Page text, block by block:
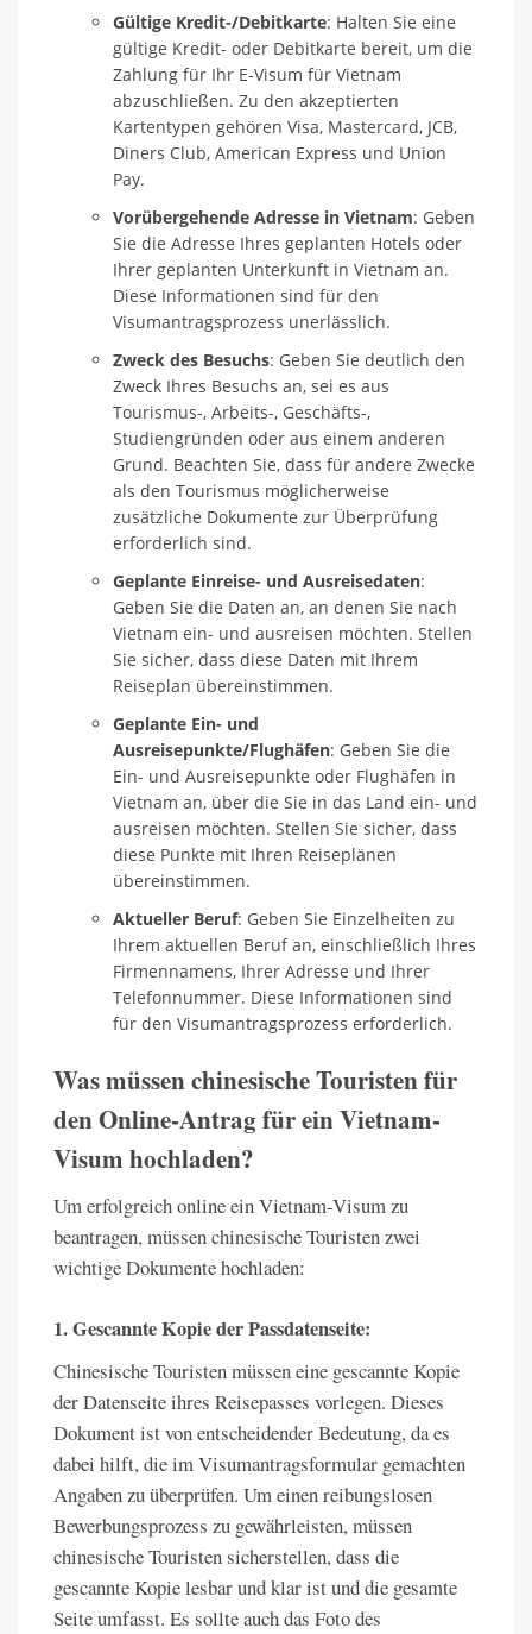
Gültige Kredit-/Debitkarte: Halten Sie eine
gültige Kredit- oder Debitkarte bereit, um die
Zahlung für Ihr E-Visum für Vietnam
abzuschließen. Zu den akzeptierten
Kartentypen gehören Visa, Mastercard, JCB,
Diners Club, American Express und Union
Pay.
Vorübergehende Adresse in Vietnam: Geben
Sie die Adresse Ihres geplanten Hotels oder
Ihrer geplanten Unterkunft in Vietnam an.
Diese Informationen sind für den
Visumantragsprozess unerlässlich.
Zweck des Besuchs: Geben Sie deutlich den
Zweck Ihres Besuchs an, sei es aus
Tourismus-, Arbeits-, Geschäfts-,
Studiengründen oder aus einem anderen
Grund. Beachten Sie, dass für andere Zwecke
als den Tourismus möglicherweise
zusätzliche Dokumente zur Überprüfung
erforderlich sind.
Geplante Einreise- und Ausreisedaten:
Geben Sie die Daten an, an denen Sie nach
Vietnam ein- und ausreisen möchten. Stellen
Sie sicher, dass diese Daten mit Ihrem
Reiseplan übereinstimmen.
Geplante Ein- und
Ausreisepunkte/Flughäfen: Geben Sie die
Ein- und Ausreisepunkte oder Flughäfen in
Vietnam an, über die Sie in das Land ein- und
ausreisen möchten. Stellen Sie sicher, dass
diese Punkte mit Ihren Reiseplänen
übereinstimmen.
Aktueller Beruf: Geben Sie Einzelheiten zu
Ihrem aktuellen Beruf an, einschließlich Ihres
Firmennamens, Ihrer Adresse und Ihrer
Telefonnummer. Diese Informationen sind
für den Visumantragsprozess erforderlich.
Was müssen chinesische Touristen für
den Online-Antrag für ein Vietnam-
Visum hochladen?
Um erfolgreich online ein Vietnam-Visum zu
beantragen, müssen chinesische Touristen zwei
wichtige Dokumente hochladen:
1. Gescannte Kopie der Passdatenseite:
Chinesische Touristen müssen eine gescannte Kopie
der Datenseite ihres Reisepasses vorlegen. Dieses
Dokument ist von entscheidender Bedeutung, da es
dabei hilft, die im Visumantragsformular gemachten
Angaben zu überprüfen. Um einen reibungslosen
Bewerbungsprozess zu gewährleisten, müssen
chinesische Touristen sicherstellen, dass die
gescannte Kopie lesbar und klar ist und die gesamte
Seite umfasst. Es sollte auch das Foto des